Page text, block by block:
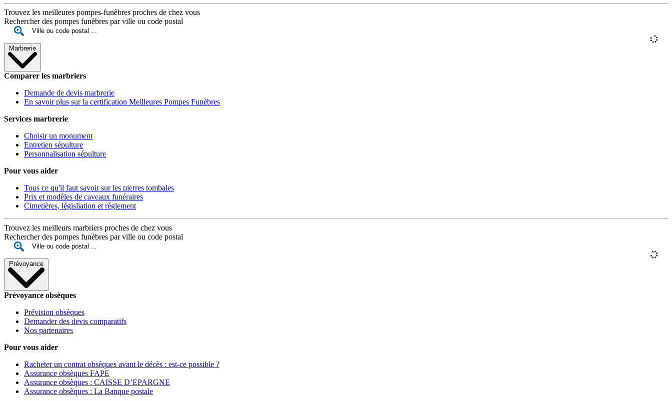
Trouvez les meilleures pompes-funèbres proches de chez vous
Rechercher des pompes funèbres par ville ou code postal
Marbrerie
Comparer les marbriers
Demande de devis marbrerie
En savoir plus sur la certification Meilleures Pompes Funèbres
Services marbrerie
Choisir un monument
Entretien sépulture
Personnalisation sépulture
Pour vous aider
Tous ce qu'il faut savoir sur les pierres tombales
Prix et modèles de caveaux funéraires
Cimetières, législiation et réglement
Trouvez les meilleurs marbriers proches de chez vous
Rechercher des pompes funèbres par ville ou code postal
Prévoyance
Prévoyance obsèques
Prévision obsèques
Demander des devis comparatifs
Nos partenaires
Pour vous aider
Racheter un contrat obsèques avant le décès : est-ce possible ?
Assurance obsèques FAPE
Assurance obsèques : CAISSE D’EPARGNE
Assurance obsèques : La Banque postale